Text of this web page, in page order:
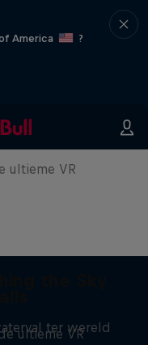
America
?
the Sky
ultieme VR
ter wereld
ultieme VR